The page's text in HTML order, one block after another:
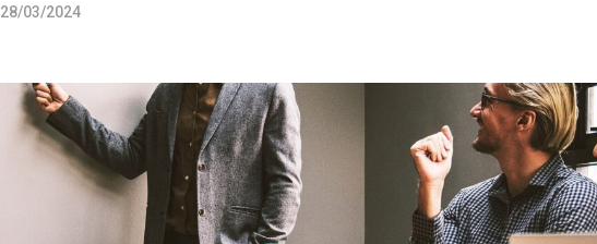
28/03/2024